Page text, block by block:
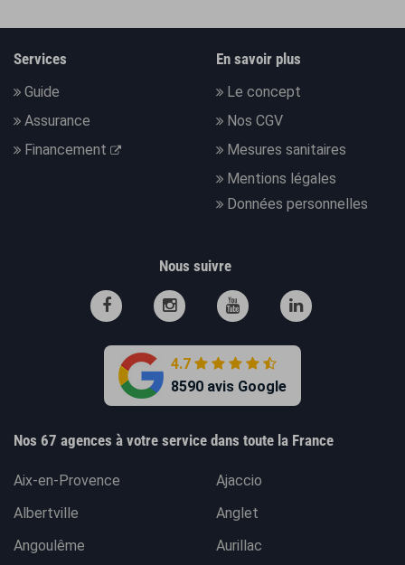
Services
Guide
Assurance
Financement
En savoir plus
Le concept
Nos CGV
Mesures sanitaires
Mentions légales
Données personnelles
Nous suivre
4.7
8590 avis Google
Nos 67 agences à votre service dans toute la France
Aix-en-Provence
Ajaccio
Albertville
Anglet
Angoulême
Aurillac